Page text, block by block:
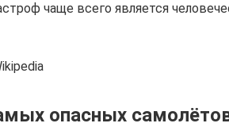
чаще всего является
опасных